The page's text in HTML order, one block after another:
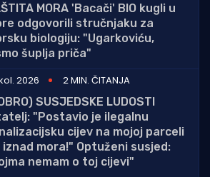
MORA 'Bacači' BIO kugli u
odgovorili stručnjaku za
biologiju: "Ugarkoviću,
šuplja priča"
2026
2 MIN. ČITANJA
SUSJEDSKE LUDOSTI
"Postavio je ilegalnu
cijev na mojoj parceli
mora!" Optuženi susjed:
nemam o toj cijevi"